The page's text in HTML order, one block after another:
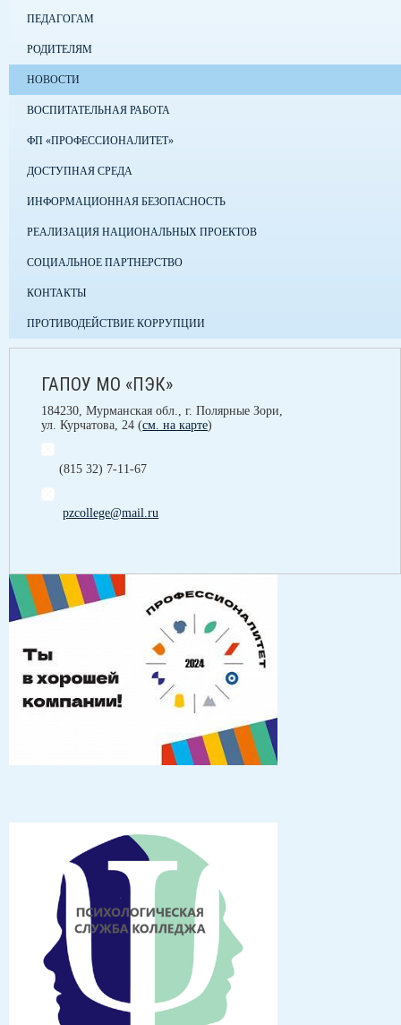
ПЕДАГОГАМ
РОДИТЕЛЯМ
НОВОСТИ
ВОСПИТАТЕЛЬНАЯ РАБОТА
ФП «ПРОФЕССИОНАЛИТЕТ»
ДОСТУПНАЯ СРЕДА
ИНФОРМАЦИОННАЯ БЕЗОПАСНОСТЬ
РЕАЛИЗАЦИЯ НАЦИОНАЛЬНЫХ ПРОЕКТОВ
СОЦИАЛЬНОЕ ПАРТНЕРСТВО
КОНТАКТЫ
ПРОТИВОДЕЙСТВИЕ КОРРУПЦИИ
ГАПОУ МО «ПЭК»
184230, Мурманская обл., г. Полярные Зори,
ул. Курчатова, 24 (см. на карте)
(815 32) 7-11-67
pzcollege@mail.ru